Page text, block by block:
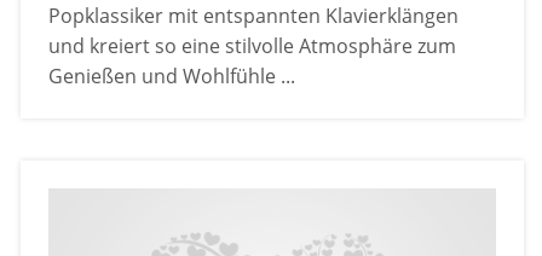
Popklassiker mit entspannten Klavierklängen
und kreiert so eine stilvolle Atmosphäre zum
Genießen und Wohlfühle ...